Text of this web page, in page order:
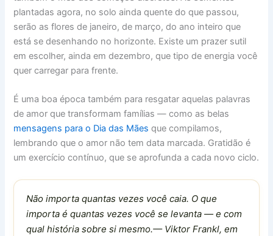
plantadas agora, no solo ainda quente do que passou,
serão as flores de janeiro, de março, do ano inteiro que
está se desenhando no horizonte. Existe um prazer sutil
em escolher, ainda em dezembro, que tipo de energia você
quer carregar para frente.
É uma boa época também para resgatar aquelas palavras
de amor que transformam famílias — como as belas
mensagens para o Dia das Mães que compilamos,
lembrando que o amor não tem data marcada. Gratidão é
um exercício contínuo, que se aprofunda a cada novo ciclo.
Não importa quantas vezes você caia. O que
importa é quantas vezes você se levanta — e com
qual história sobre si mesmo.— Viktor Frankl, em